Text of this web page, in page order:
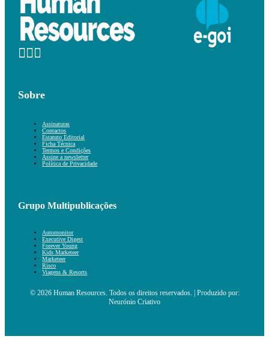
Sobre
Assinaturas
Contactos
Estatuto Editorial
Ficha Técnica
Termos e Condições
Assine a newsletter
Política de Privacidade
Grupo Multipublicações
Automonitor
Executive Digest
Forever Young
Kids Marketeer
Marketeer
Risco
Viagens & Resorts
© 2026 Human Resources. Todos os direitos reservados. | Produzido por:
Neurónio Criativo